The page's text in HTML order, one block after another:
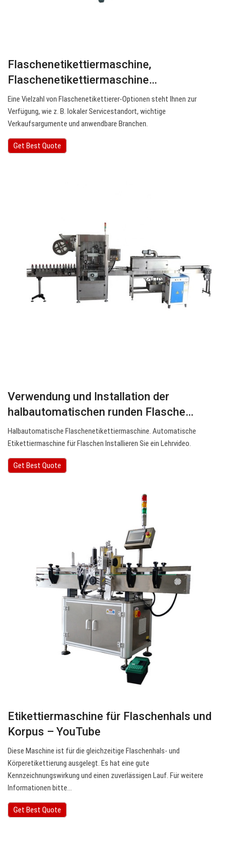
Flaschenetikettiermaschine,
Flaschenetikettiermaschine…
Eine Vielzahl von Flaschenetikettierer-Optionen steht Ihnen zur
Verfügung, wie z. B. lokaler Servicestandort, wichtige
Verkaufsargumente und anwendbare Branchen.
Get Best Quote
Verwendung und Installation der
halbautomatischen runden Flasche…
Halbautomatische Flaschenetikettiermaschine. Automatische
Etikettiermaschine für Flaschen Installieren Sie ein Lehrvideo.
Get Best Quote
Etikettiermaschine für Flaschenhals und
Korpus – YouTube
Diese Maschine ist für die gleichzeitige Flaschenhals- und
Körperetikettierung ausgelegt. Es hat eine gute
Kennzeichnungswirkung und einen zuverlässigen Lauf. Für weitere
Informationen bitte…
Get Best Quote